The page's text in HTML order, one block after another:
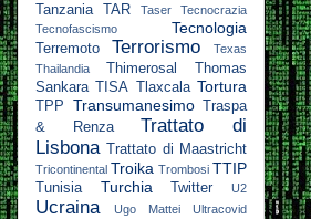
Tanzania
TAR Taser
Tecnocrazia
Tecnofascismo
Tecnologia
Terremoto Terrorismo
Texas
Thailandia
Thimerosal
Thomas
Sankara TISA Tlaxcala Tortura
TPP Transumanesimo Traspa
& Renza
Trattato di
Lisbona Trattato di Maastricht
Tricontinental Troika Trombosi TTIP
Tunisia Turchia Twitter U2
Ucraina Ugo Mattei Ultracovid